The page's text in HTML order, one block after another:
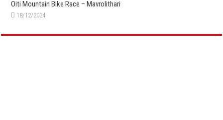
Oiti Mountain Bike Race – Mavrolithari
18/12/2024